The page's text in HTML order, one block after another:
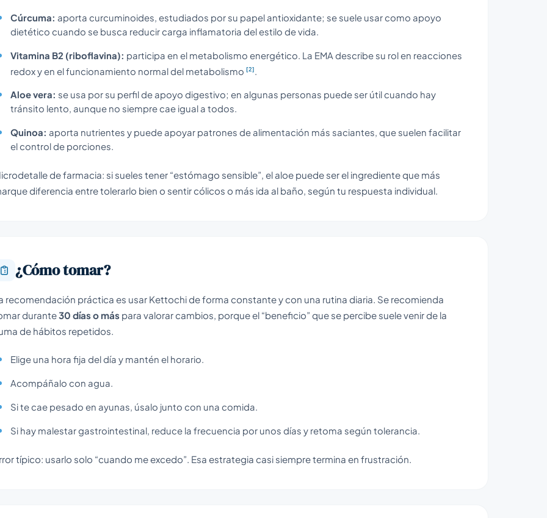
Cúrcuma: aporta curcuminoides, estudiados por su papel antioxidante; se suele usar como apoyo
dietético cuando se busca reducir carga inflamatoria del estilo de vida.
Vitamina B2 (riboflavina): participa en el metabolismo energético. La EMA describe su rol en reacciones
redox y en el funcionamiento normal del metabolismo [2]
Aloe vera: se usa por su perfil de apoyo digestivo; en algunas personas puede ser útil cuando hay
tránsito lento, aunque no siempre cae igual a todos.
Quinoa: aporta nutrientes y puede apoyar patrones de alimentación más saciantes, que suelen facilitar
el control de porciones.
de farmacia: si sueles tener “estómago sensible”, el aloe puede ser el ingrediente que más
diferencia entre tolerarlo bien o sentir cólicos o más ida al baño, según tu respuesta individual.
¿Cómo tomar?
recomendación práctica es usar Kettochi de forma constante y con una rutina diaria. Se recomienda
durante30 días o más para valorar cambios, porque el “beneficio” que se percibe suele venir de la
de hábitos repetidos.
Elige una hora fija del día y mantén el horario.
Acompáñalo con agua.
Si te cae pesado en ayunas, úsalo junto con una comida.
Si hay malestar gastrointestinal, reduce la frecuencia por unos días y retoma según tolerancia.
típico: usarlo solo “cuando me excedo”. Esa estrategia casi siempre termina en frustración.